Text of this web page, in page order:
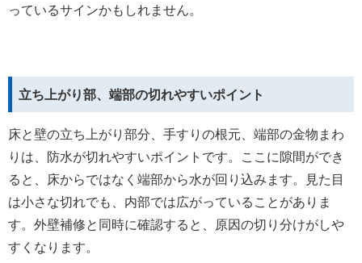
っているサインかもしれません。
立ち上がり部、端部の切れやすいポイント
床と壁の立ち上がり部分、手すりの根元、端部の金物まわ
りは、防水が切れやすいポイントです。ここに隙間ができ
ると、床からではなく端部から水が回り込みます。見た目
は小さな切れでも、内部では広がっていることがありま
す。外壁補修と同時に確認すると、原因の切り分けがしや
すくなります。